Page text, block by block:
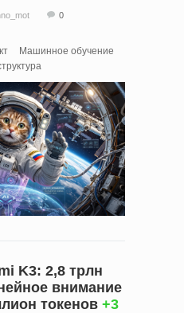
0
Машинное обучение
K3: 2,8 трлн
внимание
токенов +3